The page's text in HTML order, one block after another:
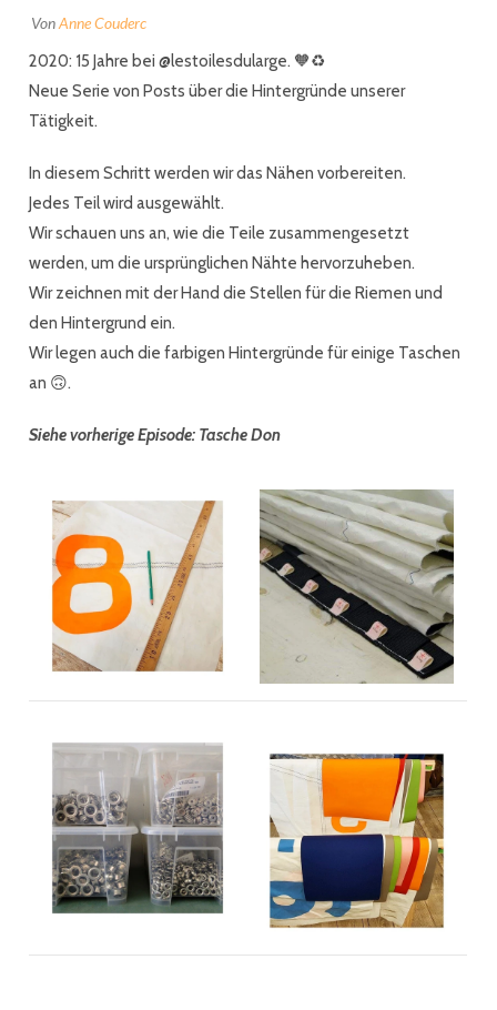
VonAnne Couderc
2020: 15 Jahre bei @lestoilesdularge. 🧡♻️
Neue Serie von Posts über die Hintergründe unserer
Tätigkeit.
In diesem Schritt werden wir das Nähen vorbereiten.
Jedes Teil wird ausgewählt.
Wir schauen uns an, wie die Teile zusammengesetzt
werden, um die ursprünglichen Nähte hervorzuheben.
Wir zeichnen mit der Hand die Stellen für die Riemen und
den Hintergrund ein.
Wir legen auch die farbigen Hintergründe für einige Taschen
an 🙃.
Siehe vorherige Episode: Tasche Don